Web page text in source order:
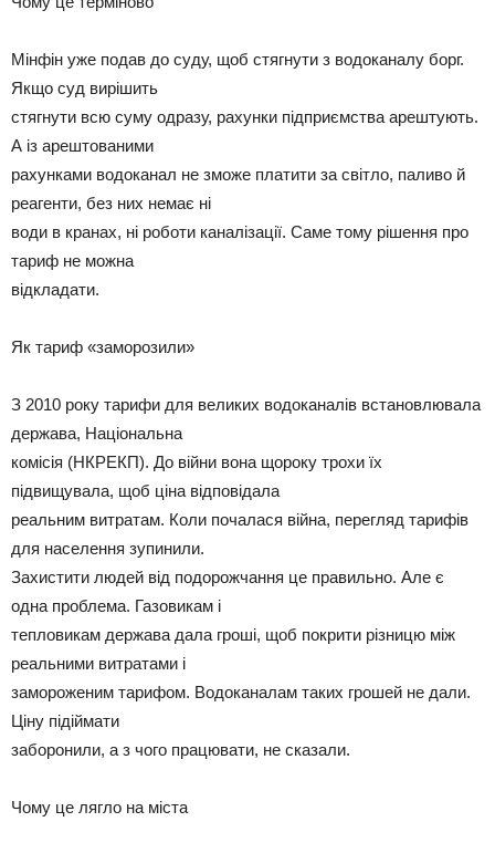
Мінфін уже подав до суду, щоб стягнути з водоканалу борг.
Якщо суд вирішить
стягнути всю суму одразу, рахунки підприємства арештують.
А із арештованими
рахунками водоканал не зможе платити за світло, паливо й
реагенти, без них немає ні
води в кранах, ні роботи каналізації. Саме тому рішення про
тариф не можна
відкладати.
Як тариф «заморозили»
З 2010 року тарифи для великих водоканалів встановлювала
держава, Національна
комісія (НКРЕКП). До війни вона щороку трохи їх
підвищувала, щоб ціна відповідала
реальним витратам. Коли почалася війна, перегляд тарифів
для населення зупинили.
Захистити людей від подорожчання це правильно. Але є
одна проблема. Газовикам і
тепловикам держава дала гроші, щоб покрити різницю між
реальними витратами і
замороженим тарифом. Водоканалам таких грошей не дали.
Ціну підіймати
заборонили, а з чого працювати, не сказали.
Чому це лягло на міста